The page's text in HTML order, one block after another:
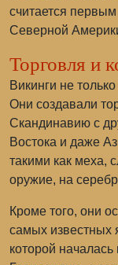
считается
Северной
Торговля и
Викинги не
Они создавали
Скандинавию с
Востока и даже
такими как меха,
оружие, на
Кроме того, они
самых известных
которой